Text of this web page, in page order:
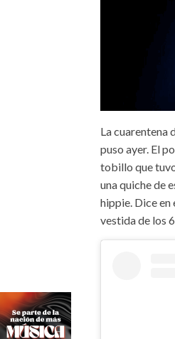
La cuarentena
puso ayer. El
tobillo que
una quiche de
hippie. Dice en
vestida de los